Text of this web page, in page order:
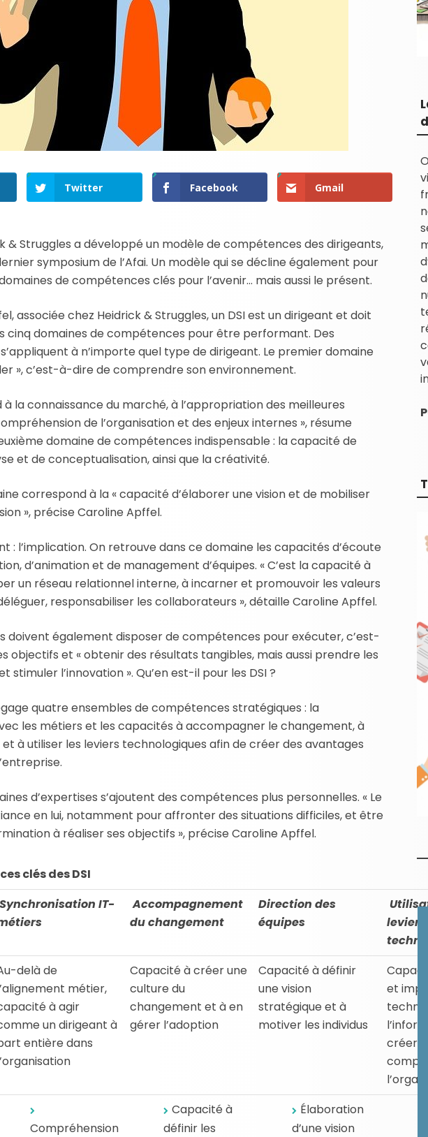
Twitter Facebook Gmail
& Struggles a développé un modèle de compétences des dirigeants,
symposium de l’Afai. Un modèle qui se décline également pour
de compétences clés pour l’avenir… mais aussi le présent.
associée chez Heidrick & Struggles, un DSI est un dirigeant et doit
cinq domaines de compétences pour être performant. Des
à n’importe quel type de dirigeant. Le premier domaine
», c’est-à-dire de comprendre son environnement.
à la connaissance du marché, à l’appropriation des meilleures
de l’organisation et des enjeux internes », résume
domaine de compétences indispensable : la capacité de
et de conceptualisation, ainsi que la créativité.
correspond à la « capacité d’élaborer une vision et de mobiliser
», précise Caroline Apffel.
: l’implication. On retrouve dans ce domaine les capacités d’écoute
d’animation et de management d’équipes. « C’est la capacité à
un réseau relationnel interne, à incarner et promouvoir les valeurs
responsabiliser les collaborateurs », détaille Caroline Apffel.
doivent également disposer de compétences pour exécuter, c’est-
objectifs et « obtenir des résultats tangibles, mais aussi prendre les
stimuler l’innovation ». Qu’en est-il pour les DSI ?
quatre ensembles de compétences stratégiques : la
les métiers et les capacités à accompagner le changement, à
à utiliser les leviers technologiques afin de créer des avantages
d’expertises s’ajoutent des compétences plus personnelles. « Le
en lui, notamment pour affronter des situations difficiles, et être
à réaliser ses objectifs », précise Caroline Apffel.
clés des DSI
Synchronisation IT-
Accompagnement
du changement
Direction des
équipes
leviers
delà de
métier,
à agir
un dirigeant à
entière dans
Capacité à créer une
culture du
changement et à en
gérer l’adoption
Capacité à définir
une vision
stratégique et à
motiver les individus
et
créer
Compréhension
Capacité à
définir les
Élaboration
d’une vision